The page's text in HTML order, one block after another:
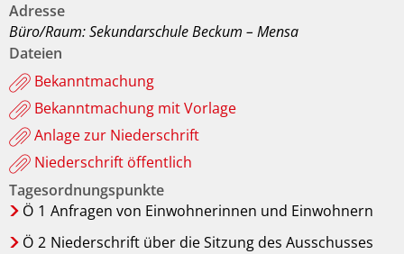
Adresse
Büro/Raum: Sekundarschule Beckum – Mensa
Dateien
Bekanntmachung
Bekanntmachung mit Vorlage
Anlage zur Niederschrift
Niederschrift öffentlich
Tagesordnungspunkte
Ö 1 Anfragen von Einwohnerinnen und Einwohnern
Ö 2 Niederschrift über die Sitzung des Ausschusses